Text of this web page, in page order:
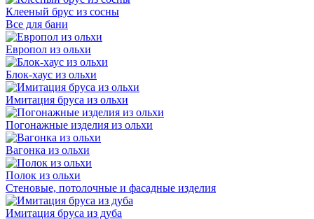
Клееный брус из сосны
Все для бани
Европол из ольхи
Блок-хаус из ольхи
Имитация бруса из ольхи
Погонажные изделия из ольхи
Вагонка из ольхи
Полок из ольхи
Стеновые, потолочные и фасадные изделия
Имитация бруса из дуба